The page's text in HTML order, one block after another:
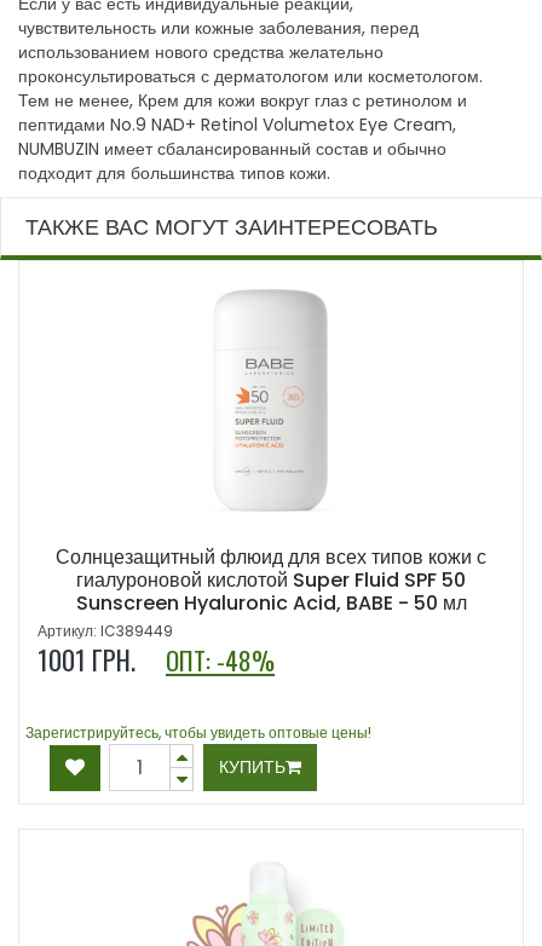
чувствительность или кожные заболевания, перед
использованием нового средства желательно
проконсультироваться с дерматологом или косметологом.
Тем не менее, Крем для кожи вокруг глаз с ретинолом и
пептидами No.9 NAD+ Retinol Volumetox Eye Cream,
NUMBUZIN имеет сбалансированный состав и обычно
подходит для большинства типов кожи.
ТАКЖЕ ВАС МОГУТ ЗАИНТЕРЕСОВАТЬ
Солнцезащитный флюид для всех типов кожи с
гиалуроновой кислотой Super Fluid SPF 50
Sunscreen Hyaluronic Acid, BABE - 50 мл
Артикул: IC389449
1001 ГРН. ОПТ: -48%
Зарегистрируйтесь, чтобы увидеть оптовые цены!
КУПИТЬ